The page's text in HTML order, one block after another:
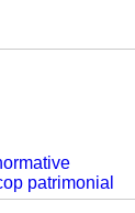
patrimonial